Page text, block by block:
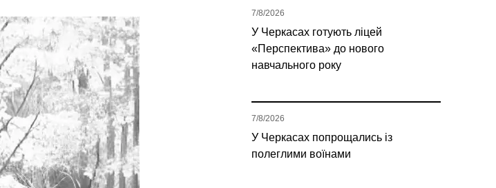
У Черкасах готують ліцей
«Перспектива» до нового
навчального року
7/8/2026
У Черкасах попрощались із
полеглими воїнами
7/8/2026